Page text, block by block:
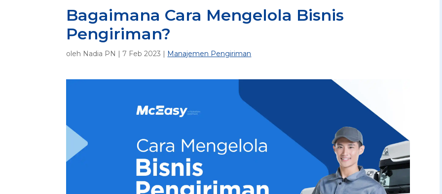
Bagaimana Cara Mengelola Bisnis
Pengiriman?
oleh Nadia PN | 7 Feb 2023 | Manajemen Pengiriman